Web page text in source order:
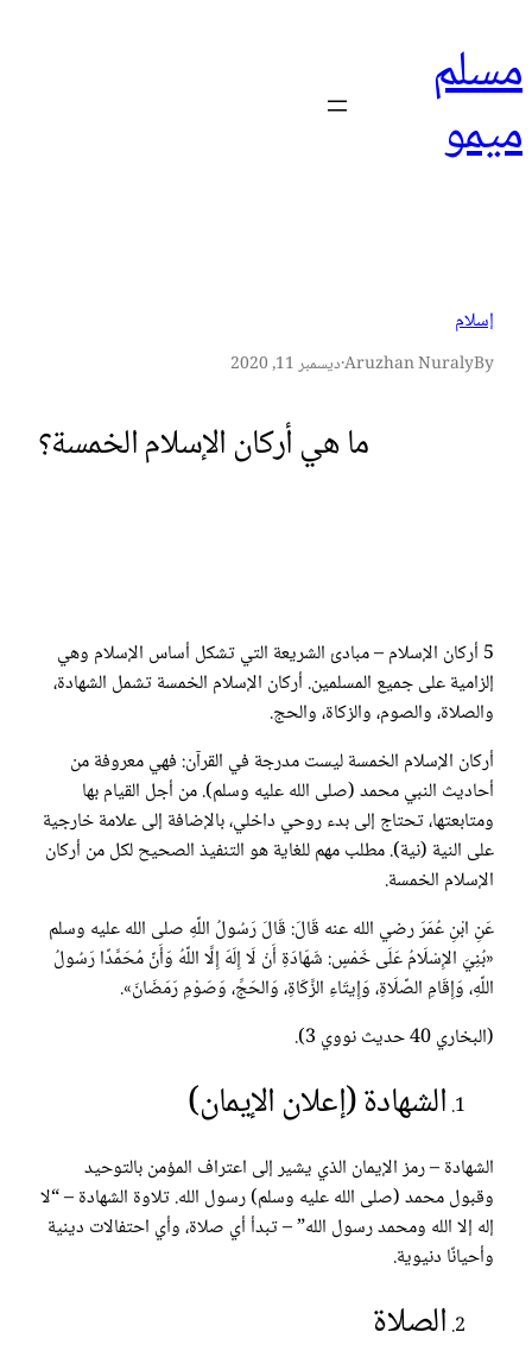
المحتوى
مسلم
ميمو
إسلام
By
Aruzhan Nuraly
·ديسمبر 11, 2020
ما هي أركان الإسلام الخمسة؟
5 أركان الإسلام – مبادئ الشريعة التي تشكل أساس الإسلام وهي
إلزامية على جميع المسلمين. أركان الإسلام الخمسة تشمل الشهادة،
والصلاة، والصوم، والزكاة، والحج.
أركان الإسلام الخمسة ليست مدرجة في القرآن: فهي معروفة من
أحاديث النبي محمد (صلى الله عليه وسلم). من أجل القيام بها
ومتابعتها، تحتاج إلى بدء روحي داخلي، بالإضافة إلى علامة خارجية
على النية (نية). مطلب مهم للغاية هو التنفيذ الصحيح لكل من أركان
الإسلام الخمسة.
عَنِ ابْنِ عُمَرَ رضي الله عنه قَالَ: قَالَ رَسُولُ اللَّهِ صلى الله عليه وسلم
«بُنِيَ الإِسْلَامُ عَلَى خَمْسٍ: شَهَادَةِ أَنْ لَا إِلَهَ إِلَّا اللَّهُ وَأَنَّ مُحَمَّدًا رَسُولُ
اللَّهِ، وَإِقَامِ الصَّلَاةِ، وَإِيتَاءِ الزَّكَاةِ، وَالحَجِّ، وَصَوْمِ رَمَضَانَ».
(البخاري 40 حديث نووي 3).
الشهادة (إعلان الإيمان)
الشهادة – رمز الإيمان الذي يشير إلى اعتراف المؤمن بالتوحيد
وقبول محمد (صلى الله عليه وسلم) رسول الله. تلاوة الشهادة – “لا
إله إلا الله ومحمد رسول الله” – تبدأ أي صلاة، وأي احتفالات دينية
وأحيانًا دنيوية.
الصلاة